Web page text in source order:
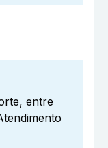
entre